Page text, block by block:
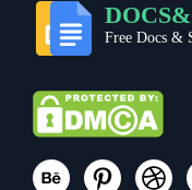
DOCS&
Free Docs &